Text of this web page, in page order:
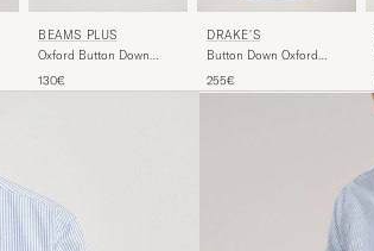
BEAMS PLUS
Oxford Button Down
130€
DRAKE'S
Button Down Oxford
255€